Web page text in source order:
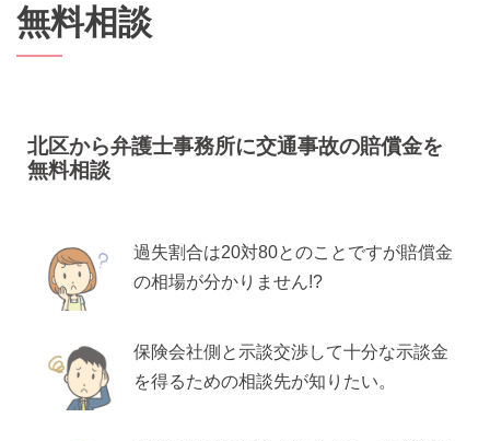
無料相談
北区から弁護士事務所に交通事故の賠償金を
無料相談
過失割合は20対80とのことですが賠償金
の相場が分かりません!?
保険会社側と示談交渉して十分な示談金
を得るための相談先が知りたい。